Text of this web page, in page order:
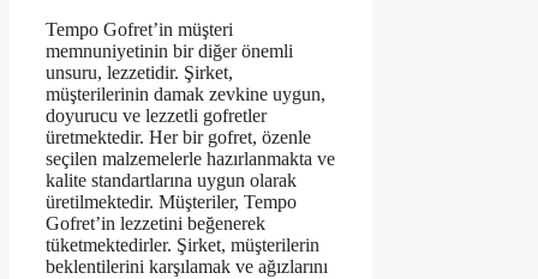
Tempo Gofret’in müşteri
memnuniyetinin bir diğer önemli
unsuru, lezzetidir. Şirket,
müşterilerinin damak zevkine uygun,
doyurucu ve lezzetli gofretler
üretmektedir. Her bir gofret, özenle
seçilen malzemelerle hazırlanmakta ve
kalite standartlarına uygun olarak
üretilmektedir. Müşteriler, Tempo
Gofret’in lezzetini beğenerek
tüketmektedirler. Şirket, müşterilerin
beklentilerini karşılamak ve ağızlarını